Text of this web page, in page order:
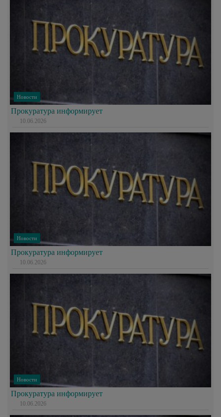
Новости
Прокуратура информирует
10.06.2026
Новости
Прокуратура информирует
10.06.2026
Новости
Прокуратура информирует
10.06.2026